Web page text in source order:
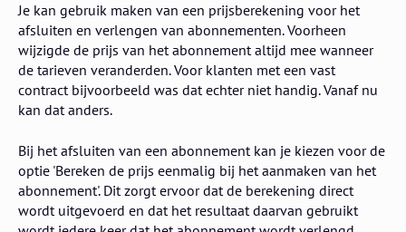
Je kan gebruik maken van een prijsberekening voor het
afsluiten en verlengen van abonnementen. Voorheen
wijzigde de prijs van het abonnement altijd mee wanneer
de tarieven veranderden. Voor klanten met een vast
contract bijvoorbeeld was dat echter niet handig. Vanaf nu
kan dat anders.
Bij het afsluiten van een abonnement kan je kiezen voor de
optie 'Bereken de prijs eenmalig bij het aanmaken van het
abonnement'. Dit zorgt ervoor dat de berekening direct
wordt uitgevoerd en dat het resultaat daarvan gebruikt